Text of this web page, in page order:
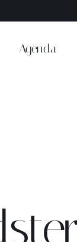
Agenda